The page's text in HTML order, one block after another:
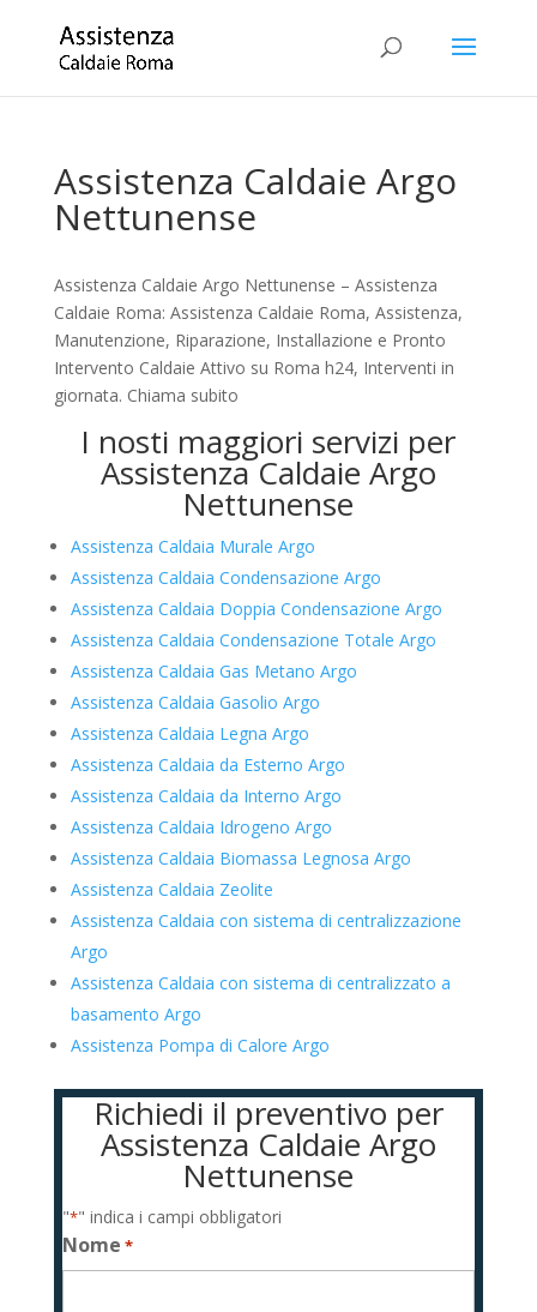
Assistenza Caldaie Argo
Nettunense
Assistenza Caldaie Argo Nettunense – Assistenza
Caldaie Roma: Assistenza Caldaie Roma, Assistenza,
Manutenzione, Riparazione, Installazione e Pronto
Intervento Caldaie Attivo su Roma h24, Interventi in
giornata. Chiama subito
I nosti maggiori servizi per
Assistenza Caldaie Argo
Nettunense
Assistenza Caldaia Murale Argo
Assistenza Caldaia Condensazione Argo
Assistenza Caldaia Doppia Condensazione Argo
Assistenza Caldaia Condensazione Totale Argo
Assistenza Caldaia Gas Metano Argo
Assistenza Caldaia Gasolio Argo
Assistenza Caldaia Legna Argo
Assistenza Caldaia da Esterno Argo
Assistenza Caldaia da Interno Argo
Assistenza Caldaia Idrogeno Argo
Assistenza Caldaia Biomassa Legnosa Argo
Assistenza Caldaia Zeolite
Assistenza Caldaia con sistema di centralizzazione
Argo
Assistenza Caldaia con sistema di centralizzato a
basamento Argo
Assistenza Pompa di Calore Argo
Richiedi il preventivo per
Assistenza Caldaie Argo
Nettunense
"*" indica i campi obbligatori
Nome *